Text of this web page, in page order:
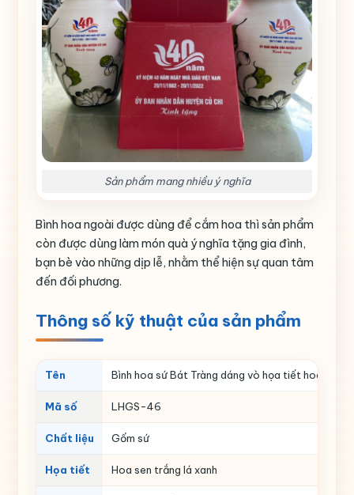
Sản phẩm mang nhiều ý nghĩa
Bình hoa ngoài được dùng để cắm hoa thì sản phẩm
còn được dùng làm món quà ý nghĩa tặng gia đình,
bạn bè vào những dịp lễ, nhằm thể hiện sự quan tâm
đến đối phương.
Thông số kỹ thuật của sản phẩm
Tên Bình hoa sứ Bát Tràng dáng vò họa tiết hoa sen
Mã số LHGS-46
Chất liệu Gốm sứ
Họa tiết Hoa sen trắng lá xanh